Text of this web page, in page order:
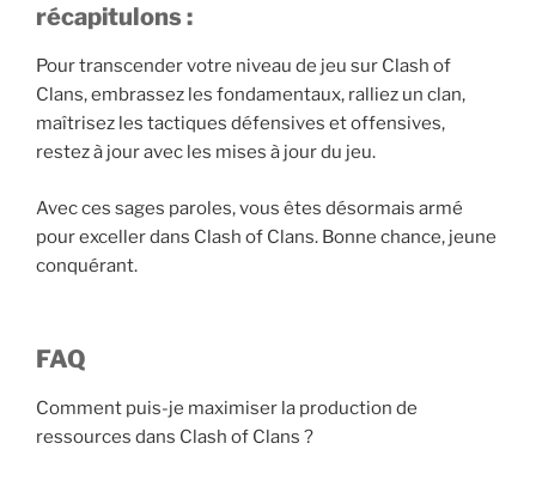
récapitulons :
Pour transcender votre niveau de jeu sur Clash of
Clans, embrassez les fondamentaux, ralliez un clan,
maîtrisez les tactiques défensives et offensives,
restez à jour avec les mises à jour du jeu.
Avec ces sages paroles, vous êtes désormais armé
pour exceller dans Clash of Clans. Bonne chance, jeune
conquérant.
FAQ
Comment puis-je maximiser la production de
ressources dans Clash of Clans ?